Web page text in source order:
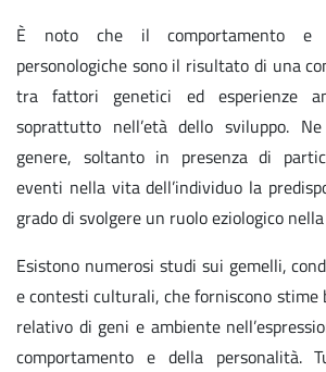
È noto che il comportamento e
personologiche sono il risultato di una
tra fattori genetici ed esperienze
soprattutto nell’età dello sviluppo.
genere, soltanto in presenza di
eventi nella vita dell’individuo la
grado di svolgere un ruolo eziologico
Esistono numerosi studi sui gemelli,
e contesti culturali, che forniscono stime
relativo di geni e ambiente
comportamento e della personalità.